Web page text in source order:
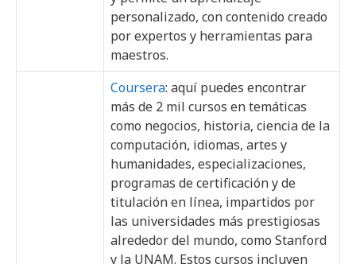
personalizado, con contenido creado
por expertos y herramientas para
maestros.
Coursera: aquí puedes encontrar
más de 2 mil cursos en temáticas
como negocios, historia, ciencia de la
computación, idiomas, artes y
humanidades, especializaciones,
programas de certificación y de
titulación en línea, impartidos por
las universidades más prestigiosas
alrededor del mundo, como Stanford
y la UNAM. Estos cursos incluyen